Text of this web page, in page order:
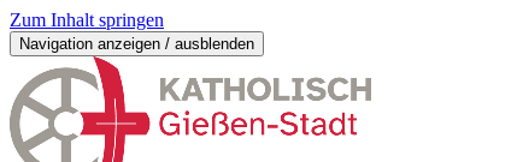
Zum Inhalt springen
Navigation anzeigen / ausblenden